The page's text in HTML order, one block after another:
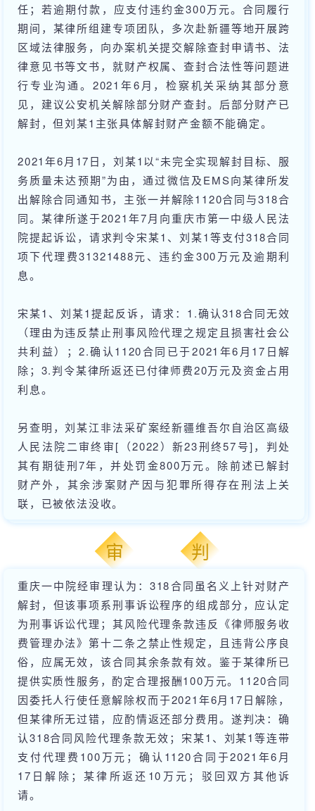
任；若逾期付款，应支付违约金300万元。合同履行
期间，某律所组建专项团队，多次赴新疆等地开展跨
区域法律服务，向办案机关提交解除查封申请书、法
律意见书等文书，就财产权属、查封合法性等问题进
行专业沟通。2021年6月，检察机关采纳其部分意
见，建议公安机关解除部分财产查封。后部分财产已
解封，但刘某1主张具体解封财产金额不能确定。
2021年6月17日，刘某1以“未完全实现解封目标、服
务质量未达预期”为由，通过微信及EMS向某律所发
出解除合同通知书，主张一并解除1120合同与318合
同。某律所遂于2021年7月向重庆市第一中级人民法
院提起诉讼，请求判令宋某1、刘某1等支付318合同
项下代理费31321488元、违约金300万元及逾期利
息。
宋某1、刘某1提起反诉，请求：1.确认318合同无效
（理由为违反禁止刑事风险代理之规定且损害社会公
共利益）；2.确认1120合同已于2021年6月17日解
除；3.判令某律所返还已付律师费20万元及资金占用
利息。
另查明，刘某江非法采矿案经新疆维吾尔自治区高级
人民法院二审终审[（2022）新23刑终57号]，判处
其有期徒刑7年，并处罚金800万元。除前述已解封
财产外，其余涉案财产因与犯罪所得存在刑法上关
联，已被依法没收。
审 判
重庆一中院经审理认为：318合同虽名义上针对财产
解封，但该事项系刑事诉讼程序的组成部分，应认定
为刑事诉讼代理；其风险代理条款违反《律师服务收
费管理办法》第十二条之禁止性规定，且违背公序良
俗，应属无效，该合同其余条款有效。鉴于某律所已
提供实质性服务，酌定合理报酬100万元。1120合同
因委托人行使任意解除权而于2021年6月17日解除，
但某律所无过错，应酌情返还部分费用。遂判决：确
认318合同风险代理条款无效；宋某1、刘某1等连带
支付代理费100万元；确认1120合同于2021年6月
17日解除；某律所返还10万元；驳回双方其他诉
请。